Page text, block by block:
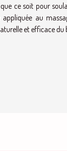
ce soit pour
au
et efficace du